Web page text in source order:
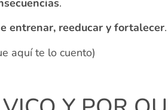
entrenar, reeducar y fortalecer.
aquí te lo cuento)